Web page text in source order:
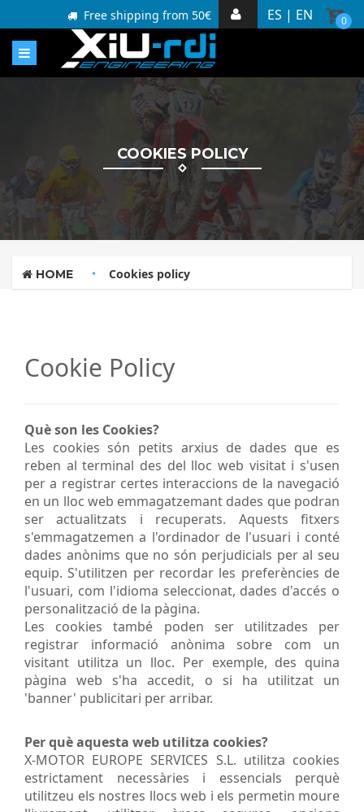
Free shipping from 50€ ES | EN 0
COOKIES POLICY
HOME Cookies policy
Cookie Policy
Què son les Cookies?
Les cookies són petits arxius de dades que es
reben al terminal des del lloc web visitat i s'usen
per a registrar certes interaccions de la navegació
en un lloc web emmagatzemant dades que podran
ser actualitzats i recuperats. Aquests fitxers
s'emmagatzemen a l'ordinador de l'usuari i conté
dades anònims que no són perjudicials per al seu
equip. S'utilitzen per recordar les preferències de
l'usuari, com l'idioma seleccionat, dades d'accés o
personalització de la pàgina.
Les cookies també poden ser utilitzades per
registrar informació anònima sobre com un
visitant utilitza un lloc. Per exemple, des quina
pàgina web s'ha accedit, o si ha utilitzat un
'banner' publicitari per arribar.
Per què aquesta web utilitza cookies?
X-MOTOR EUROPE SERVICES S.L. utilitza cookies
estrictament necessàries i essencials perquè
utilitzeu els nostres llocs web i els permetin moure